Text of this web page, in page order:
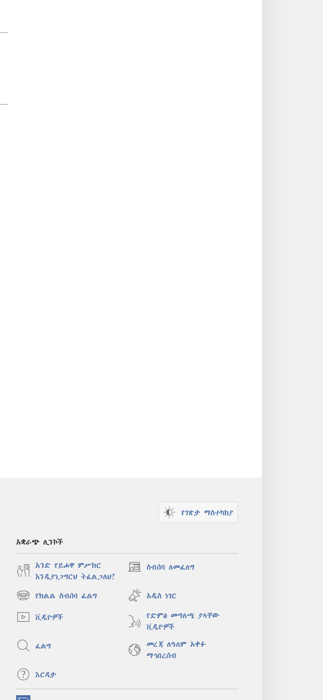
የገጽታ ማስተካከያ
አቋራጭ ሊንኮች
አንድ የይሖዋ ምሥክር
እንዲያነጋግርህ ትፈልጋለህ?
ስብሰባ ለመፈለግ
(አዲስ
ክፈት)
የክልል ስብሰባ ፈልግ
(አዲስ
ዊንዶው
ክፈት)
አዲስ ነገር
ቪዲዮዎች
የድምፅ መግለጫ ያላቸው
ቪዲዮዎች
ፈልግ
መረጃ ለዓለም አቀፉ
ማኅበረሰብ
እርዳታ